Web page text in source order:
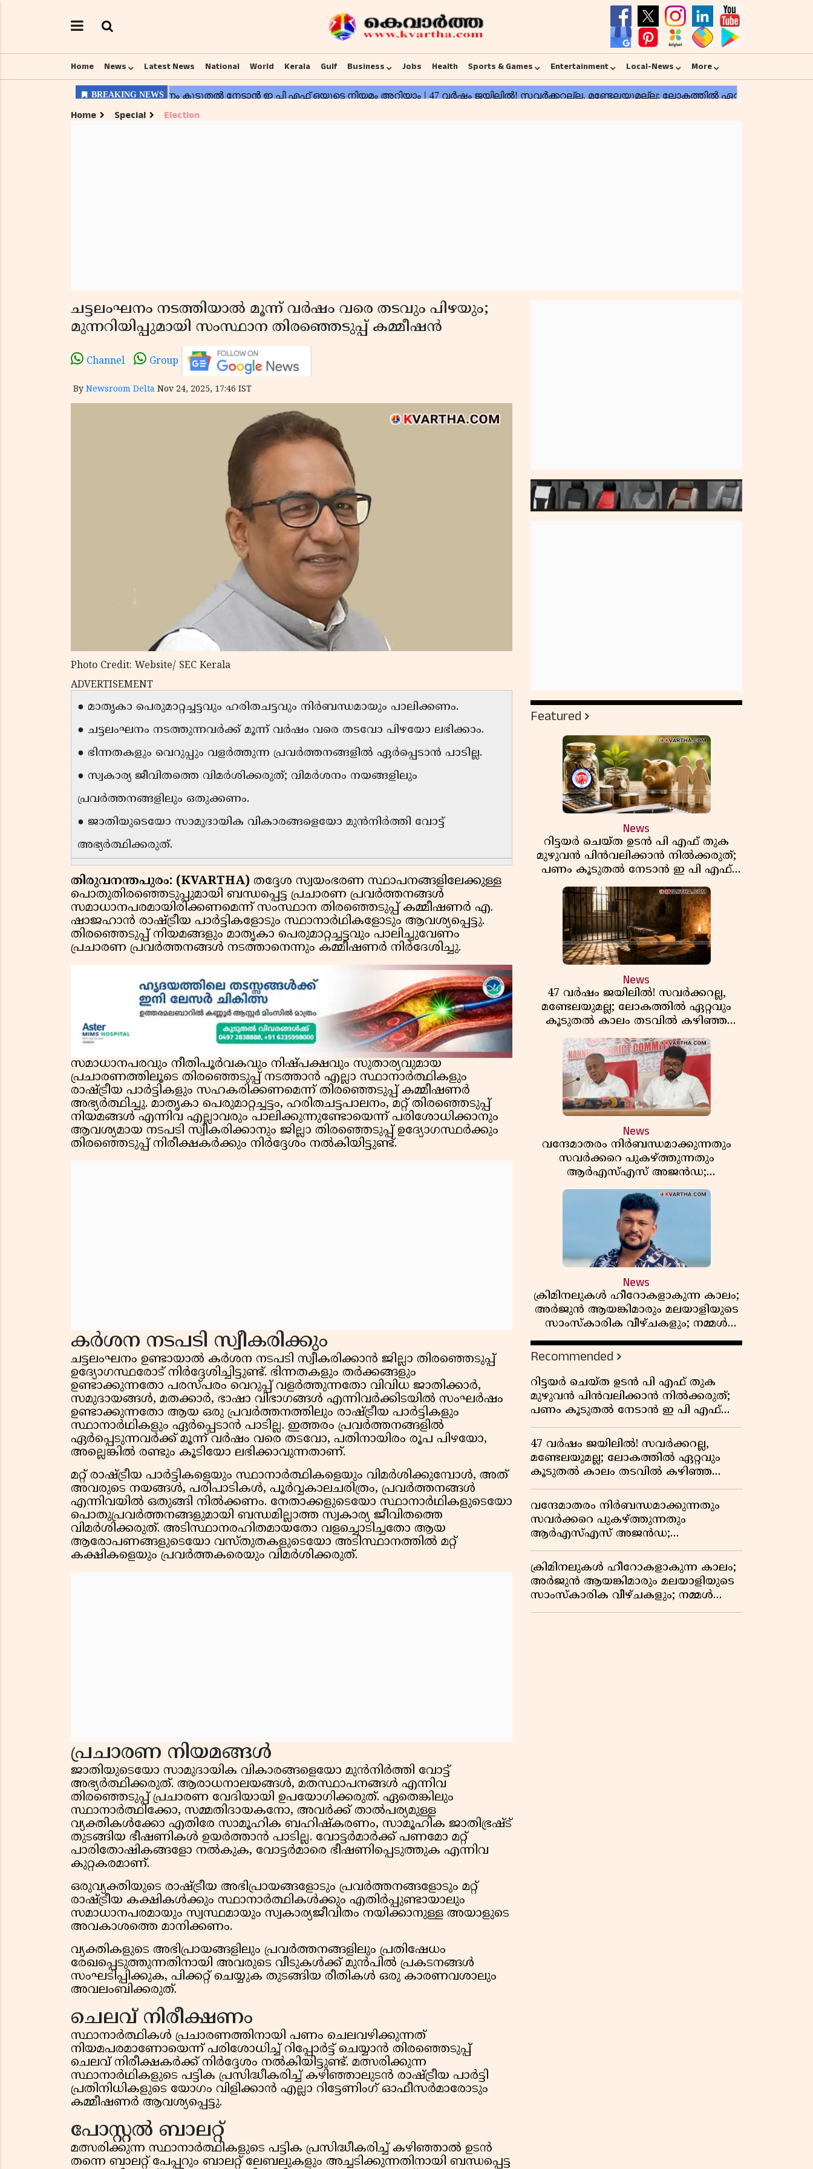
Home News Latest News National World Kerala Gulf Business Jobs Health Sports & Games Entertainment Local-News More
Home Special Election
ചട്ടലംഘനം നടത്തിയാൽ മൂന്ന് വർഷം വരെ തടവും പിഴയും;
മുന്നറിയിപ്പുമായി സംസ്ഥാന തിരഞ്ഞെടുപ്പ് കമ്മീഷൻ
Channel Group
By Newsroom Delta Nov 24, 2025, 17:46 IST
Photo Credit: Website/ SEC Kerala
ADVERTISEMENT
● മാതൃകാ പെരുമാറ്റച്ചട്ടവും ഹരിതചട്ടവും നിർബന്ധമായും പാലിക്കണം.
● ചട്ടലംഘനം നടത്തുന്നവർക്ക് മൂന്ന് വർഷം വരെ തടവോ പിഴയോ ലഭിക്കാം.
● ഭിന്നതകളും വെറുപ്പും വളർത്തുന്ന പ്രവർത്തനങ്ങളിൽ ഏർപ്പെടാൻ പാടില്ല.
● സ്വകാര്യ ജീവിതത്തെ വിമർശിക്കരുത്; വിമർശനം നയങ്ങളിലും
പ്രവർത്തനങ്ങളിലും ഒതുക്കണം.
● ജാതിയുടെയോ സാമുദായിക വികാരങ്ങളെയോ മുൻനിർത്തി വോട്ട്
അഭ്യർത്ഥിക്കരുത്.
തിരുവനന്തപുരം: (KVARTHA) തദ്ദേശ സ്വയംഭരണ സ്ഥാപനങ്ങളിലേക്കുള്ള
പൊതുതിരഞ്ഞെടുപ്പുമായി ബന്ധപ്പെട്ട പ്രചാരണ പ്രവർത്തനങ്ങൾ
സമാധാനപരമായിരിക്കണമെന്ന് സംസ്ഥാന തിരഞ്ഞെടുപ്പ് കമ്മീഷണർ എ.
ഷാജഹാൻ രാഷ്ട്രീയ പാർട്ടികളോടും സ്ഥാനാർഥികളോടും ആവശ്യപ്പെട്ടു.
തിരഞ്ഞെടുപ്പ് നിയമങ്ങളും മാതൃകാ പെരുമാറ്റച്ചട്ടവും പാലിച്ചുവേണം
പ്രചാരണ പ്രവർത്തനങ്ങൾ നടത്താനെന്നും കമ്മീഷണർ നിർദേശിച്ചു.
സമാധാനപരവും നീതിപൂർവകവും നിഷ്പക്ഷവും സുതാര്യവുമായ
പ്രചാരണത്തിലൂടെ തിരഞ്ഞെടുപ്പ് നടത്താൻ എല്ലാ സ്ഥാനാർത്ഥികളും
രാഷ്ട്രീയ പാർട്ടികളും സഹകരിക്കണമെന്ന് തിരഞ്ഞെടുപ്പ് കമ്മീഷണർ
അഭ്യർത്ഥിച്ചു. മാതൃകാ പെരുമാറ്റച്ചട്ടം, ഹരിതചട്ടപാലനം, മറ്റ് തിരഞ്ഞെടുപ്പ്
നിയമങ്ങൾ എന്നിവ എല്ലാവരും പാലിക്കുന്നുണ്ടോയെന്ന് പരിശോധിക്കാനും
ആവശ്യമായ നടപടി സ്വീകരിക്കാനും ജില്ലാ തിരഞ്ഞെടുപ്പ് ഉദ്യോഗസ്ഥർക്കും
തിരഞ്ഞെടുപ്പ് നിരീക്ഷകർക്കും നിർദ്ദേശം നൽകിയിട്ടുണ്ട്.
കർശന നടപടി സ്വീകരിക്കും
ചട്ടലംഘനം ഉണ്ടായാൽ കർശന നടപടി സ്വീകരിക്കാൻ ജില്ലാ തിരഞ്ഞെടുപ്പ്
ഉദ്യോഗസ്ഥരോട് നിർദ്ദേശിച്ചിട്ടുണ്ട്. ഭിന്നതകളും തർക്കങ്ങളും
ഉണ്ടാക്കുന്നതോ പരസ്പരം വെറുപ്പ് വളർത്തുന്നതോ വിവിധ ജാതിക്കാർ,
സമുദായങ്ങൾ, മതക്കാർ, ഭാഷാ വിഭാഗങ്ങൾ എന്നിവർക്കിടയിൽ സംഘർഷം
ഉണ്ടാക്കുന്നതോ ആയ ഒരു പ്രവർത്തനത്തിലും രാഷ്ട്രീയ പാർട്ടികളും
സ്ഥാനാർഥികളും ഏർപ്പെടാൻ പാടില്ല. ഇത്തരം പ്രവർത്തനങ്ങളിൽ
ഏർപ്പെടുന്നവർക്ക് മൂന്ന് വർഷം വരെ തടവോ, പതിനായിരം രൂപ പിഴയോ,
അല്ലെങ്കിൽ രണ്ടും കൂടിയോ ലഭിക്കാവുന്നതാണ്.
മറ്റ് രാഷ്ട്രീയ പാർട്ടികളെയും സ്ഥാനാർത്ഥികളെയും വിമർശിക്കുമ്പോൾ, അത്
അവരുടെ നയങ്ങൾ, പരിപാടികൾ, പൂർവ്വകാലചരിത്രം, പ്രവർത്തനങ്ങൾ
എന്നിവയിൽ ഒതുങ്ങി നിൽക്കണം. നേതാക്കളുടെയോ സ്ഥാനാർഥികളുടെയോ
പൊതുപ്രവർത്തനങ്ങളുമായി ബന്ധമില്ലാത്ത സ്വകാര്യ ജീവിതത്തെ
വിമർശിക്കരുത്. അടിസ്ഥാനരഹിതമായതോ വളച്ചൊടിച്ചതോ ആയ
ആരോപണങ്ങളുടെയോ വസ്തുതകളുടെയോ അടിസ്ഥാനത്തിൽ മറ്റ്
കക്ഷികളെയും പ്രവർത്തകരെയും വിമർശിക്കരുത്.
പ്രചാരണ നിയമങ്ങൾ
ജാതിയുടെയോ സാമുദായിക വികാരങ്ങളെയോ മുൻനിർത്തി വോട്ട്
അഭ്യർത്ഥിക്കരുത്. ആരാധനാലയങ്ങൾ, മതസ്ഥാപനങ്ങൾ എന്നിവ
തിരഞ്ഞെടുപ്പ് പ്രചാരണ വേദിയായി ഉപയോഗിക്കരുത്. ഏതെങ്കിലും
സ്ഥാനാർത്ഥിക്കോ, സമ്മതിദായകനോ, അവർക്ക് താൽപര്യമുള്ള
വ്യക്തികൾക്കോ എതിരേ സാമൂഹിക ബഹിഷ്കരണം, സാമൂഹിക ജാതിഭ്രഷ്ട്
തുടങ്ങിയ ഭീഷണികൾ ഉയർത്താൻ പാടില്ല. വോട്ടർമാർക്ക് പണമോ മറ്റ്
പാരിതോഷികങ്ങളോ നൽകുക, വോട്ടർമാരെ ഭീഷണിപ്പെടുത്തുക എന്നിവ
കുറ്റകരമാണ്.
ഒരുവ്യക്തിയുടെ രാഷ്ട്രീയ അഭിപ്രായങ്ങളോടും പ്രവർത്തനങ്ങളോടും മറ്റ്
രാഷ്ട്രീയ കക്ഷികൾക്കും സ്ഥാനാർത്ഥികൾക്കും എതിർപ്പുണ്ടായാലും
സമാധാനപരമായും സ്വസ്ഥമായും സ്വകാര്യജീവിതം നയിക്കാനുള്ള അയാളുടെ
അവകാശത്തെ മാനിക്കണം.
വ്യക്തികളുടെ അഭിപ്രായങ്ങളിലും പ്രവർത്തനങ്ങളിലും പ്രതിഷേധം
രേഖപ്പെടുത്തുന്നതിനായി അവരുടെ വീടുകൾക്ക് മുൻപിൽ പ്രകടനങ്ങൾ
സംഘടിപ്പിക്കുക, പിക്കറ്റ് ചെയ്യുക തുടങ്ങിയ രീതികൾ ഒരു കാരണവശാലും
അവലംബിക്കരുത്.
ചെലവ് നിരീക്ഷണം
സ്ഥാനാർത്ഥികൾ പ്രചാരണത്തിനായി പണം ചെലവഴിക്കുന്നത്
നിയമപരമാണോയെന്ന് പരിശോധിച്ച് റിപ്പോർട്ട് ചെയ്യാൻ തിരഞ്ഞെടുപ്പ്
ചെലവ് നിരീക്ഷകർക്ക് നിർദ്ദേശം നൽകിയിട്ടുണ്ട്. മത്സരിക്കുന്ന
സ്ഥാനാർഥികളുടെ പട്ടിക പ്രസിദ്ധീകരിച്ച് കഴിഞ്ഞാലുടൻ രാഷ്ട്രീയ പാർട്ടി
പ്രതിനിധികളുടെ യോഗം വിളിക്കാൻ എല്ലാ റിട്ടേണിംഗ് ഓഫീസർമാരോടും
കമ്മീഷണർ ആവശ്യപ്പെട്ടു.
പോസ്റ്റൽ ബാലറ്റ്
മത്സരിക്കുന്ന സ്ഥാനാർത്ഥികളുടെ പട്ടിക പ്രസിദ്ധീകരിച്ച് കഴിഞ്ഞാൽ ഉടൻ
തന്നെ ബാലറ്റ് പേപ്പറും ബാലറ്റ് ലേബലുകളും അച്ചടിക്കുന്നതിനായി ബന്ധപ്പെട്ട
Featured
News
റിട്ടയർ ചെയ്ത ഉടൻ പി എഫ് തുക
മുഴുവൻ പിൻവലിക്കാൻ നിൽക്കരുത്;
പണം കൂടുതൽ നേടാൻ ഇ പി എഫ്
ഒയുടെ നിയമം അറിയാം
News
47 വർഷം ജയിലിൽ! സവർക്കറല്ല,
മണ്ടേലയുമല്ല; ലോകത്തിൽ ഏറ്റവും
കൂടുതൽ കാലം തടവിൽ കഴിഞ്ഞ
രാഷ്ട്രീയ തടവുകാരൻ ഇദ്ദേഹം! ഒരു
ഇന്ത്യൻ സ്വാതന്ത്ര്യസമര സേനാനിയുടെ
വേറിട്ട കഥ
News
വന്ദേമാതരം നിർബന്ധമാക്കുന്നതും
സവർക്കറെ പുകഴ്ത്തുന്നതും
ആർഎസ്എസ് അജൻഡ;
സർക്കാരിനെതിരെ പിണറായി വിജയൻ
News
ക്രിമിനലുകൾ ഹീറോകളാകുന്ന കാലം;
അർജുൻ ആയങ്കിമാരും മലയാളിയുടെ
സാംസ്കാരിക വീഴ്ചകളും; നമ്മൾ
എങ്ങോട്ടാണ് പോകുന്നത്
Recommended
റിട്ടയർ ചെയ്ത ഉടൻ പി എഫ് തുക
മുഴുവൻ പിൻവലിക്കാൻ നിൽക്കരുത്;
പണം കൂടുതൽ നേടാൻ ഇ പി എഫ്
ഒയുടെ നിയമം അറിയാം
47 വർഷം ജയിലിൽ! സവർക്കറല്ല,
മണ്ടേലയുമല്ല; ലോകത്തിൽ ഏറ്റവും
കൂടുതൽ കാലം തടവിൽ കഴിഞ്ഞ
രാഷ്ട്രീയ തടവുകാരൻ ഇദ്ദേഹം! ഒരു
ഇന്ത്യൻ സ്വാതന്ത്ര്യസമര സേനാനിയുടെ
വേറിട്ട കഥ
വന്ദേമാതരം നിർബന്ധമാക്കുന്നതും
സവർക്കറെ പുകഴ്ത്തുന്നതും
ആർഎസ്എസ് അജൻഡ;
സർക്കാരിനെതിരെ പിണറായി വിജയൻ
ക്രിമിനലുകൾ ഹീറോകളാകുന്ന കാലം;
അർജുൻ ആയങ്കിമാരും മലയാളിയുടെ
സാംസ്കാരിക വീഴ്ചകളും; നമ്മൾ
എങ്ങോട്ടാണ് പോകുന്നത്